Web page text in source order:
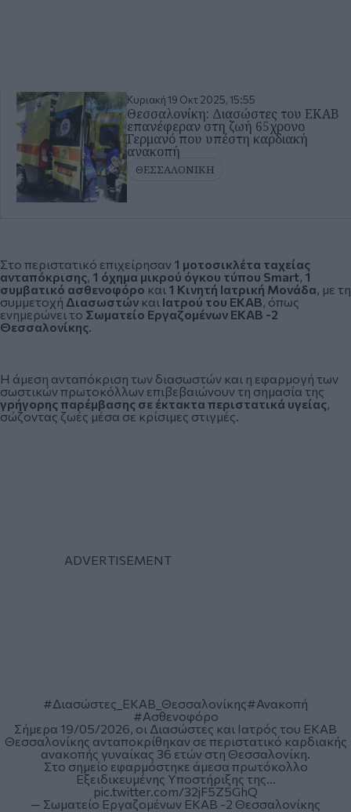
Κυριακή 19 Οκτ 2025, 15:55
Θεσσαλονίκη: Διασώστες του ΕΚΑΒ
επανέφεραν στη ζωή 65χρονο
Γερμανό που υπέστη καρδιακή
ανακοπή
ΘΕΣΣΑΛΟΝΙΚΗ
Στο περιστατικό επιχείρησαν 1 μοτοσικλέτα ταχείας
ανταπόκρισης, 1 όχημα μικρού όγκου τύπου Smart, 1
συμβατικό ασθενοφόρο και 1 Κινητή Ιατρική Μονάδα, με τη
συμμετοχή Διασωστών και Ιατρού του ΕΚΑΒ, όπως
ενημερώνει το Σωματείο Εργαζομένων ΕΚΑΒ -2
Θεσσαλονίκης.
Η άμεση ανταπόκριση των διασωστών και η εφαρμογή των
σωστικών πρωτοκόλλων επιβεβαιώνουν τη σημασία της
γρήγορης παρέμβασης σε έκτακτα περιστατικά υγείας,
σώζοντας ζωές μέσα σε κρίσιμες στιγμές.
#Διασώστες_ΕΚΑΒ_Θεσσαλονίκης#Ανακοπή
#Ασθενοφόρο
Σήμερα 19/05/2026, οι Διασώστες και Ιατρός του ΕΚΑΒ
Θεσσαλονίκης ανταποκρίθηκαν σε περιστατικό καρδιακής
ανακοπής γυναίκας 36 ετών στη Θεσσαλονίκη.
Στο σημείο εφαρμόστηκε άμεσα πρωτόκολλο
Εξειδικευμένης Υποστήριξης της…
pic.twitter.com/32jF5Z5GhQ
— Σωματείο Εργαζομένων ΕΚΑΒ -2 Θεσσαλονίκης